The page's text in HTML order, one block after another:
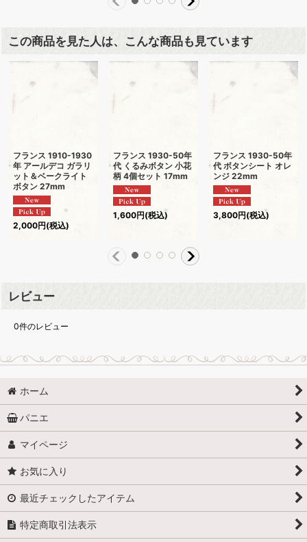
この商品を見た人は、こんな商品も見ています
フランス 1910-1930
年 アールデコ ガラリ
ット＆ベークライト
ボタン 27mm
2,000円(税込)
フランス 1930-50年
代 くるみボタン 小花
柄 4個セット 17mm
1,600円(税込)
フランス 1930-50年
代 ボタンシート オレ
ンジ 22mm
3,800円(税込)
レビュー
0件のレビュー
ホーム
パニエ
マイページ
お気に入り
最近チェックしたアイテム
特定商取引法表示